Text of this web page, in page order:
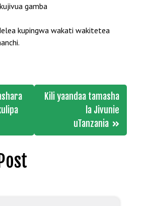
gamba
kupingwa wakati wakitetea
Kili yaandaa tamasha
la Jivunie
uTanzania